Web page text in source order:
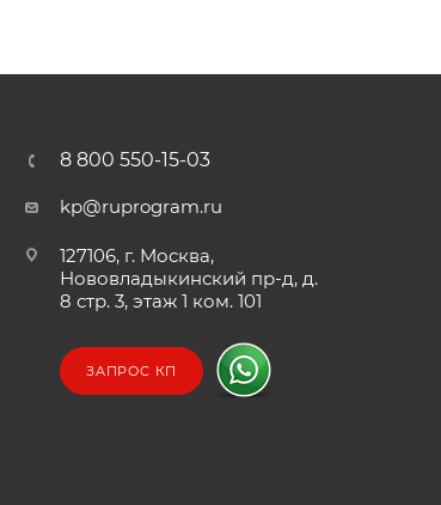
8 800 550-15-03
kp@ruprogram.ru
127106, г. Москва,
Нововладыкинский пр-д, д.
8 стр. 3, этаж 1 ком. 101
ЗАПРОС КП